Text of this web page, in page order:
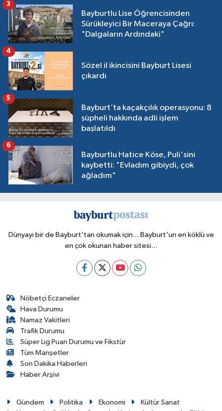
Bayburtlu Lise Öğrencisinden
Sürükleyici Bir Maceraya Çağrı:
"Dalgaların Ardındaki"
3
Sözel il ikincisini Bayburt Lisesi
çıkardı
4
Bayburt’ta kaçakçılık operasyonu: 8
şüpheli hakkında adli işlem
başlatıldı
5
Bayburtlu Hatice Köse, Puli'sini
kaybetti: "Evladım gibiydi, çok
ağladım"
6
Dünyayı bir de Bayburt'tan okumak için... Bayburt'un en köklü ve
en çok okunan haber sitesi...
Nöbetçi Eczaneler
Hava Durumu
Namaz Vakitleri
Trafik Durumu
Süper Lig Puan Durumu ve Fikstür
Tüm Manşetler
Son Dakika Haberleri
Haber Arşivi
Gündem Politika Ekonomi
Kültür Sanat